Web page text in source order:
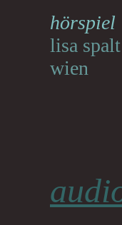
hörspiel
lisa spalt
wien